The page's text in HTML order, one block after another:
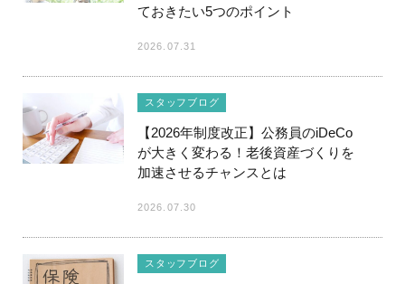
ておきたい5つのポイント
2026.07.31
スタッフブログ
【2026年制度改正】公務員のiDeCo
が大きく変わる！老後資産づくりを
加速させるチャンスとは
2026.07.30
スタッフブログ